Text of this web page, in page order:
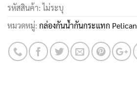
รหัสสินค้า:ไม่ระบุ
หมวดหมู่: กล่องกันน้ำกันกระแทก Pelican